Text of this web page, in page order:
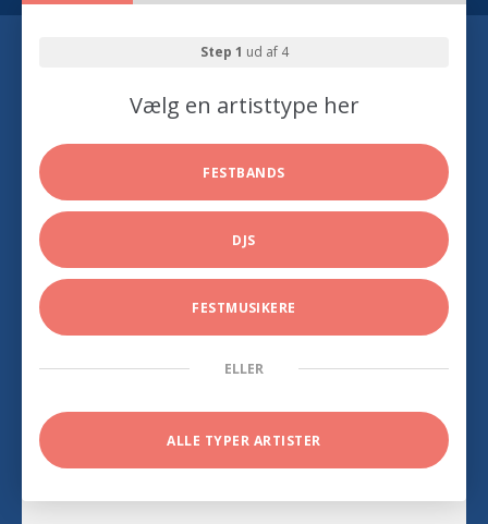
Step 1 ud af 4
Vælg en artisttype her
FESTBANDS
DJS
FESTMUSIKERE
ELLER
ALLE TYPER ARTISTER